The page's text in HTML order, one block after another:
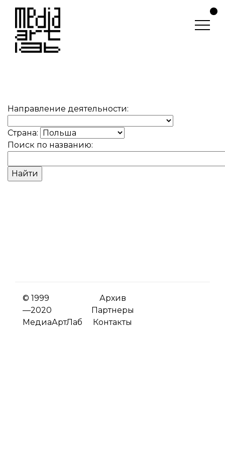
Направление деятельности:
Страна:
Поиск по названию:
© 1999
—2020
МедиаАртЛаб
Архив
Партнеры
Контакты